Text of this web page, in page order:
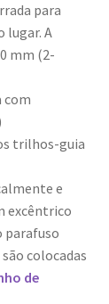
para
lugar. A
mm (2-
com
trilhos-guia
e
excêntrico
parafuso
colocadas
de